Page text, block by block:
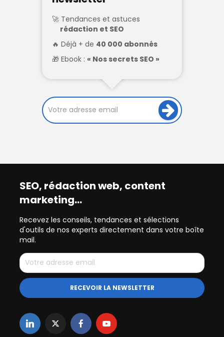
Tendances et astuces
rédaction et SEO
Déjà + de 40 000 abonnés
Ebook : « Nos secrets SEO »
SEO, rédaction web, content
marketing…
Recevez les conseils, tendances et sélections
d'outils de nos experts directement dans votre boîte
mail.